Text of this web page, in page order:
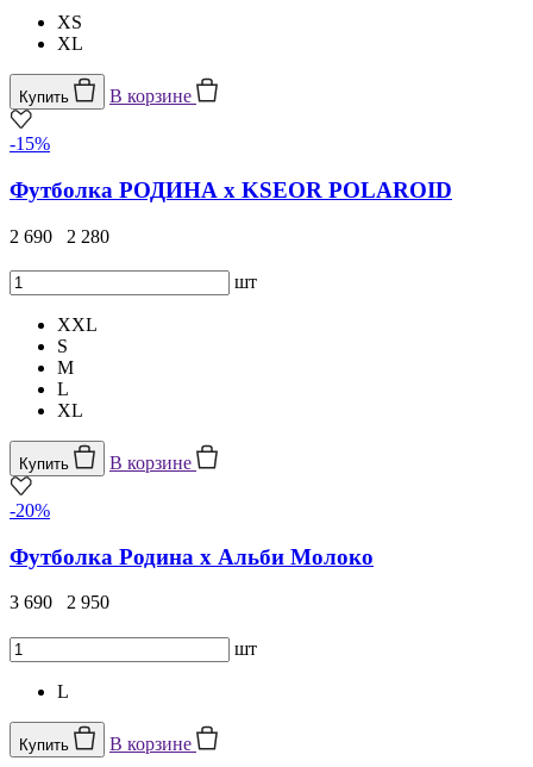
XS
XL
Купить В корзине
-15%
Футболка РОДИНА x KSEOR POLAROID
2 690 2 280
шт
XXL
S
M
L
XL
Купить В корзине
-20%
Футболка Родина х Альби Молоко
3 690 2 950
шт
L
Купить В корзине